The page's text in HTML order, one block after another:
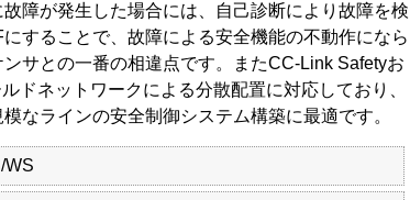
障が発生した場合には、自己診断により故障を検
することで、故障による安全機能の不動作になら
サとの一番の相違点です。またCC-Link Safetyお
ドネットワークによる分散配置に対応しており、
なラインの安全制御システム構築に最適です。
WS